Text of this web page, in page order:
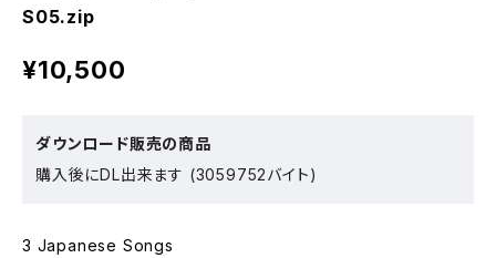
S05.zip
¥10,500
ダウンロード販売の商品
購入後にDL出来ます (3059752バイト)
3 Japanese Songs